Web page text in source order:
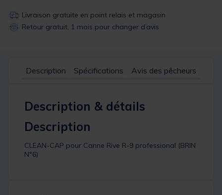
Livraison gratuite en point relais et magasin
Retour gratuit, 1 mois pour changer d’avis
Description Spécifications Avis des pêcheurs
Description & détails
Description
CLEAN-CAP pour Canne Rive R-9 professional (BRIN
N°6)